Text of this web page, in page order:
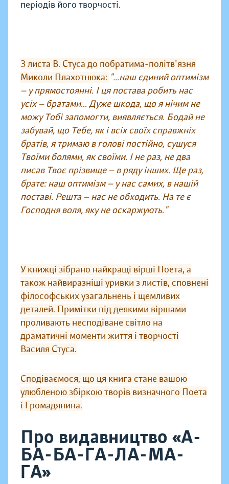
періодів його творчості.
З листа В. Стуса до побратима-політв'язня
Миколи Плахотнюка: "...наш єдиний оптимізм
— у прямостоянні. І ця постава робить нас
усіх — братами... Дуже шкода, що я нічим не
можу Тобі запомогти, виявляється. Бодай не
забувай, що Тебе, як і всіх своїх справжніх
братів, я тримаю в голові постійно, сушуся
Твоїми болями, як своїми. І не раз, не два
писав Твоє прізвище — в ряду інших. Ще раз,
брате: наш оптимізм — у нас самих, в нашій
поставі. Решта — нас не обходить. На те є
Господня воля, яку не оскаржують."
У книжці зібрано найкращі вірші Поета, а
також найвиразніші уривки з листів, сповнені
філософських узагальнень і щемливих
деталей. Примітки під деякими віршами
проливають несподіване світло на
драматичні моменти життя і творчості
Василя Стуса.
Сподіваємося, що ця книга стане вашою
улюбленою збіркою творів визначного Поета
і Громадянина.
Про видавництво «А-
БА-БА-ГА-ЛА-МА-
ГА»